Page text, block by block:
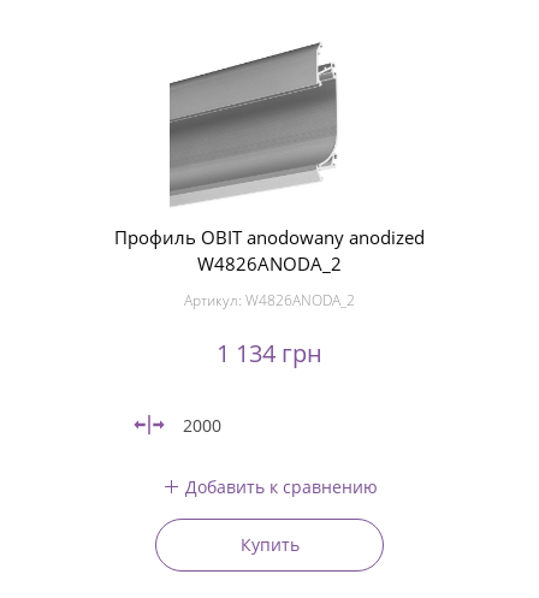
Профиль OBIT anodowany anodized
W4826ANODA_2
Артикул: W4826ANODA_2
1 134 грн
2000
Добавить к сравнению
Купить